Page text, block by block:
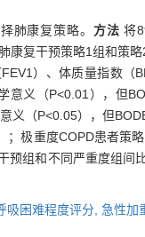
肺康复策略。 方法将
康复干预策略1组和
）、体质量指数（
义（P<0.01），但
义（P<0.05），但
极重度COPD患者策
组和不同严重度组间
吸困难程度评分, 急性加